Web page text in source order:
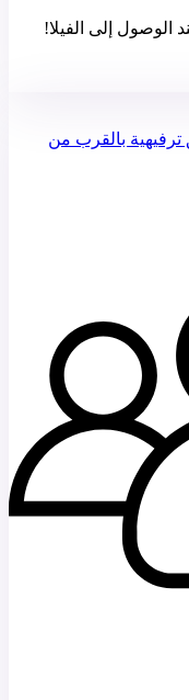
ترفيهية بالقرب من